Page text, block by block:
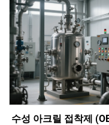
수성 아크릴 접착제